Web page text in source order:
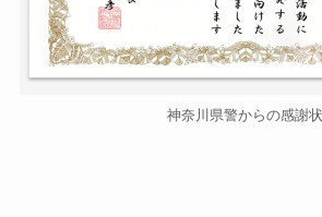
神奈川県警からの感謝状